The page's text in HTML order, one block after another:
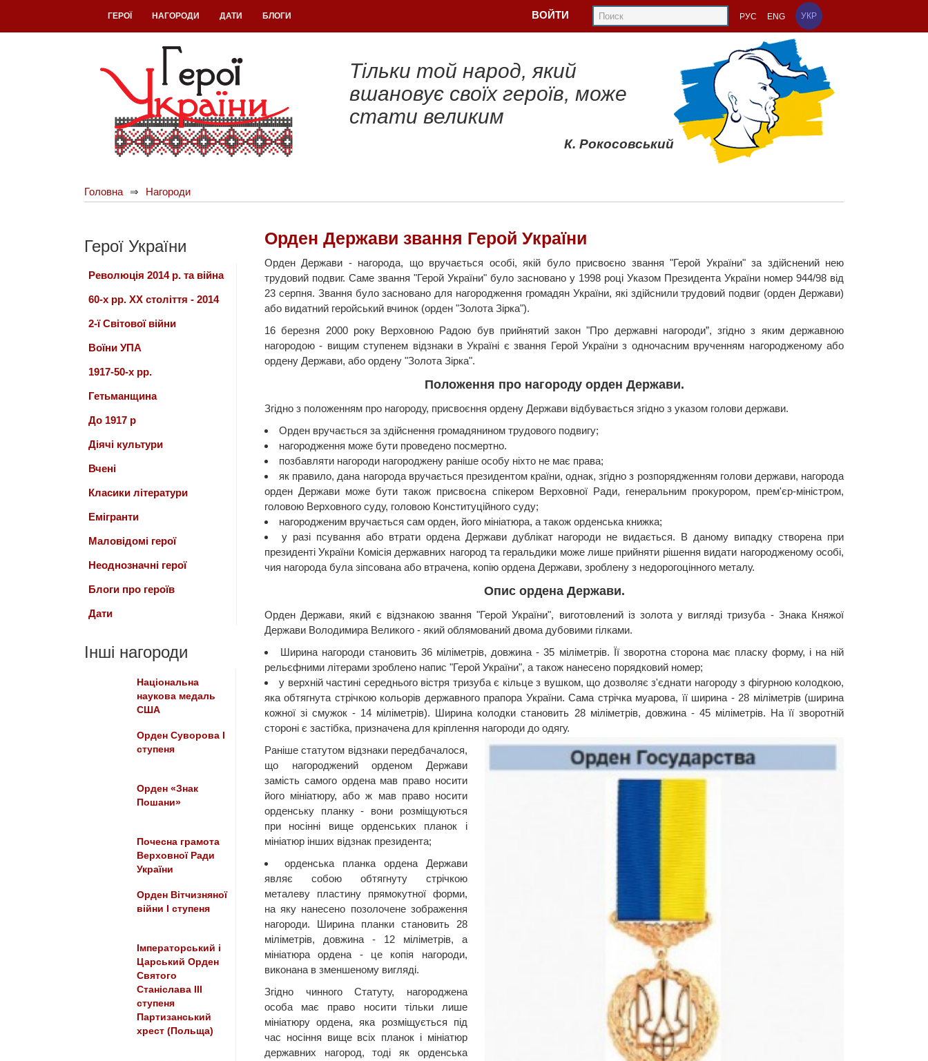
ГЕРОЇ НАГОРОДИ ДАТИ БЛОГИ ВОЙТИ РУС ENG УКР
Тільки той народ, який
вшановує своїх героїв, може
стати великим
К. Рокосовський
Головна Нагороди
Орден Держави звання Герой України
Орден Держави - ​​нагорода, що вручається особі, якій було присвоєно звання "Герой України" за здійснений нею
трудовий подвиг. Саме звання "Герой України" було засновано у 1998 році Указом Президента України номер 944/98 від
23 серпня. Звання було засновано для нагородження громадян України, які здійснили трудовий подвиг (орден Держави)
або видатний геройський вчинок (орден "Золота Зірка").
16 березня 2000 року Верховною Радою був прийнятий закон "Про державні нагороди”, згідно з яким державною
нагородою - вищим ступенем відзнаки в Україні є звання Герой України з одночасним врученням нагородженому або
ордену Держави, або ордену "Золота Зірка".
Положення про нагороду орден Держави.
Згідно з положенням про нагороду, присвоєння ордену Держави відбувається згідно з указом голови держави.
Орден вручається за здійснення громадянином трудового подвигу;
нагородження може бути проведено посмертно.
позбавляти нагороди нагороджену раніше особу ніхто не має права;
як правило, дана нагорода вручається президентом країни, однак, згідно з розпорядженням голови держави, нагорода
орден Держави може бути також присвоєна спікером Верховної Ради, генеральним прокурором, прем'єр-міністром,
головою Верховного суду, головою Конституційного суду;
нагородженим вручається сам орден, його мініатюра, а також орденська книжка;
у разі псування або втрати ордена Держави дублікат нагороди не видається. В даному випадку створена при
президенті України Комісія державних нагород та геральдики може лише прийняти рішення видати нагородженому особі,
чия нагорода була зіпсована або втрачена, копію ордена Держави, зроблену з недорогоцінного металу.
Опис ордена Держави.
Орден Держави, який є відзнакою звання "Герой України", виготовлений із золота у вигляді тризуба - Знака Княжої
Держави Володимира Великого - який облямований двома дубовими гілками.
Ширина нагороди становить 36 міліметрів, довжина - 35 міліметрів. Її зворотна сторона має пласку форму, і на ній
рельєфними літерами зроблено напис "Герой України", а також нанесено порядковий номер;
у верхній частині середнього вістря тризуба є кільце з вушком, що дозволяє з'єднати нагороду з фігурною колодкою,
яка обтягнута стрічкою кольорів державного прапора України. Сама стрічка муарова, її ширина - 28 міліметрів (ширина
кожної зі смужок - 14 міліметрів). Ширина колодки становить 28 міліметрів, довжина - 45 міліметрів. На її зворотній
стороні є застібка, призначена для кріплення нагороди до одягу.
Раніше статутом відзнаки передбачалося,
що нагороджений орденом Держави
замість самого ордена мав право носити
його мініатюру, або ж мав право носити
орденську планку - вони розміщуються
при носінні вище орденських планок і
мініатюр інших відзнак президента;
орденська планка ордена Держави
являє собою обтягнуту стрічкою
металеву пластину прямокутної форми,
на яку нанесено позолочене зображення
нагороди. Ширина планки становить 28
міліметрів, довжина - 12 міліметрів, а
мініатюра ордена - це копія нагороди,
виконана в зменшеному вигляді.
Згідно чинного Статуту, нагороджена
особа має право носити тільки лише
мініатюру ордена, яка розміщується під
час носіння вище всіх планок і мініатюр
державних нагород, тоді як орденська
Герої України
Революція 2014 р. та війна
60-х рр. ХХ століття - 2014
2-ї Світової війни
Воїни УПА
1917-50-х рр.
Гетьманщина
До 1917 р
Діячі культури
Вчені
Класики літератури
Емігранти
Маловідомі герої
Неоднозначні герої
Блоги про героїв
Дати
Інші нагороди
Національна
наукова медаль
США
Орден Суворова I
ступеня
Орден «Знак
Пошани»
Почесна грамота
Верховної Ради
України
Орден Вітчизняної
війни І ступеня
Імператорський і
Царський Орден
Святого
Станіслава III
ступеня
Партизанський
хрест (Польща)